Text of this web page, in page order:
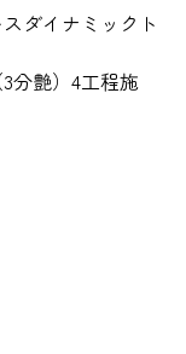
ダイナミックト
分艶）4工程施